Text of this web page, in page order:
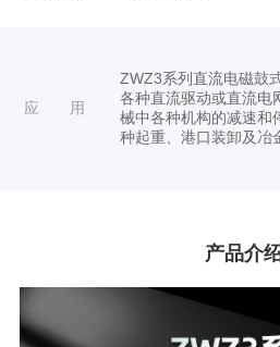
应 用
ZWZ3系列直流电磁鼓
各种直流驱动或直流电
械中各种机构的减速和
种起重、港口装卸及冶
产品介